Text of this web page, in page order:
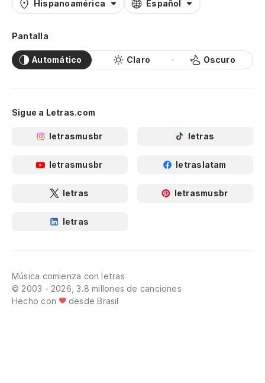
Hispanoamérica Español
Pantalla
Automático Claro Oscuro
Sigue a Letras.com
letrasmusbr letras
letrasmusbr letraslatam
letras letrasmusbr
letras
Música comienza con letras
© 2003 - 2026, 3.8 millones de canciones
Hecho con
desde Brasil